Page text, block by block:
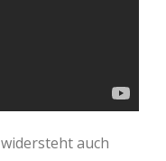
widersteht auch